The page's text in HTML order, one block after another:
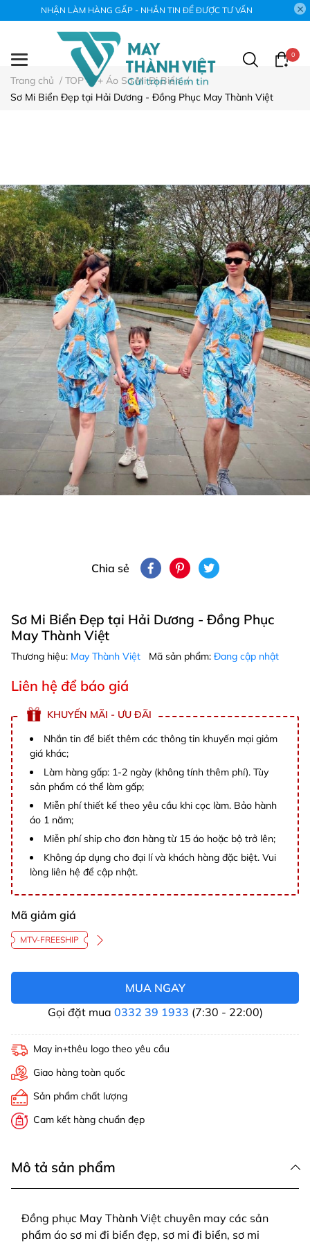
NHẬN LÀM HÀNG GẤP - NHẮN TIN ĐỂ ĐƯỢC TƯ VẤN
0
Trang chủ / TOP 47+ Áo Sơ Mi Đi Biển /
Sơ Mi Biển Đẹp tại Hải Dương - Đồng Phục May Thành Việt
Chia sẻ
Sơ Mi Biển Đẹp tại Hải Dương - Đồng Phục
May Thành Việt
Thương hiệu: May Thành Việt Mã sản phẩm: Đang cập nhật
Liên hệ để báo giá
KHUYẾN MÃI - ƯU ĐÃI
Nhắn tin để biết thêm các thông tin khuyến mại giảm
giá khác;
Làm hàng gấp: 1-2 ngày (không tính thêm phí). Tùy
sản phẩm có thể làm gấp;
Miễn phí thiết kế theo yêu cầu khi cọc làm. Bảo hành
áo 1 năm;
Miễn phí ship cho đơn hàng từ 15 áo hoặc bộ trở lên;
Không áp dụng cho đại lí và khách hàng đặc biệt. Vui
lòng liên hệ để cập nhật.
Mã giảm giá
MTV-FREESHIP
MUA NGAY
Gọi đặt mua 0332 39 1933 (7:30 - 22:00)
May in+thêu logo theo yêu cầu
Giao hàng toàn quốc
Sản phẩm chất lượng
Cam kết hàng chuẩn đẹp
Mô tả sản phẩm
Đồng phục May Thành Việt chuyên may các sản
phẩm áo sơ mi đi biển đẹp, sơ mi đi biển, sơ mi